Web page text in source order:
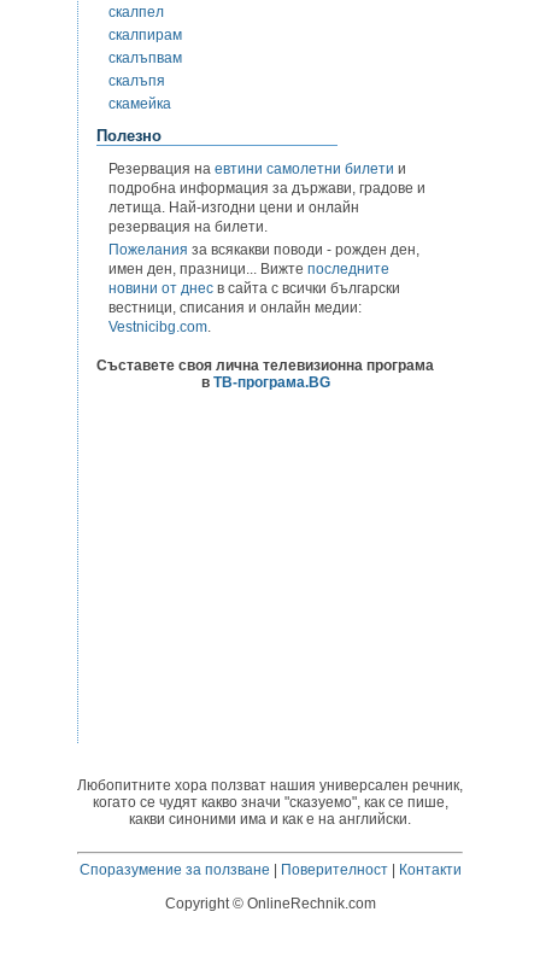
скалпел
скалпирам
скалъпвам
скалъпя
скамейка
Полезно
Резервация на евтини самолетни билети и
подробна информация за държави, градове и
летища. Най-изгодни цени и онлайн
резервация на билети.
Пожелания за всякакви поводи - рожден ден,
имен ден, празници... Вижте последните
новини от днес в сайта с всички български
вестници, списания и онлайн медии:
Vestnicibg.com.
Съставете своя лична телевизионна програма
в ТВ-програма.BG
Любопитните хора ползват нашия универсален речник,
когато се чудят какво значи "сказуемо", как се пише,
какви синоними има и как е на английски.
Споразумение за ползване | Поверителност| Контакти
Copyright © OnlineRechnik.com